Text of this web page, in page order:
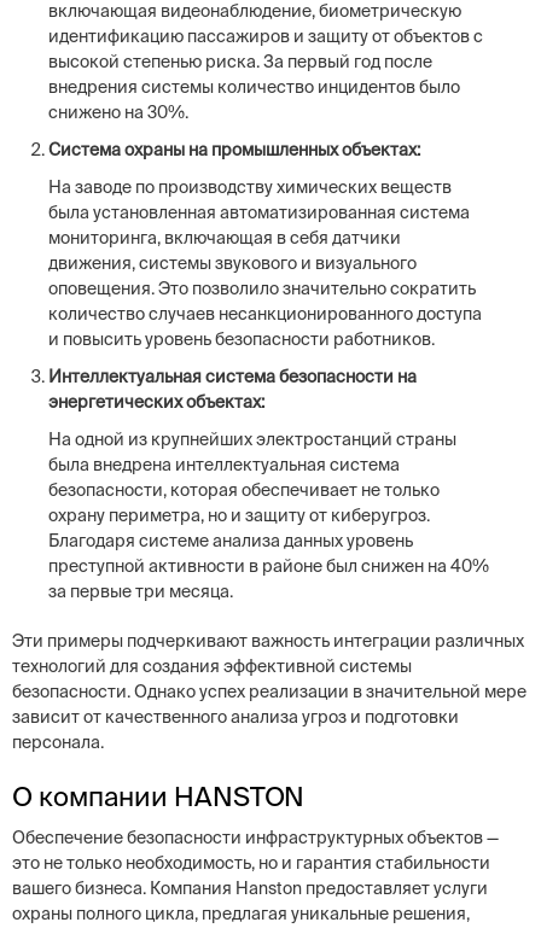
включающая видеонаблюдение, биометрическую
идентификацию пассажиров и защиту от объектов с
высокой степенью риска. За первый год после
внедрения системы количество инцидентов было
снижено на 30%.
Система охраны на промышленных объектах:
На заводе по производству химических веществ
была установленная автоматизированная система
мониторинга, включающая в себя датчики
движения, системы звукового и визуального
оповещения. Это позволило значительно сократить
количество случаев несанкционированного доступа
и повысить уровень безопасности работников.
Интеллектуальная система безопасности на
энергетических объектах:
На одной из крупнейших электростанций страны
была внедрена интеллектуальная система
безопасности, которая обеспечивает не только
охрану периметра, но и защиту от киберугроз.
Благодаря системе анализа данных уровень
преступной активности в районе был снижен на 40%
за первые три месяца.
Эти примеры подчеркивают важность интеграции различных
технологий для создания эффективной системы
безопасности. Однако успех реализации в значительной мере
зависит от качественного анализа угроз и подготовки
персонала.
О компании HANSTON
Обеспечение безопасности инфраструктурных объектов —
это не только необходимость, но и гарантия стабильности
вашего бизнеса. Компания Hanston предоставляет услуги
охраны полного цикла, предлагая уникальные решения,